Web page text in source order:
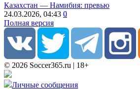
Казахстан ― Намибия: превью
24.03.2026, 04:43 0
Полная версия
© 2026 Soccer365.ru | 18+
Личные сообщения